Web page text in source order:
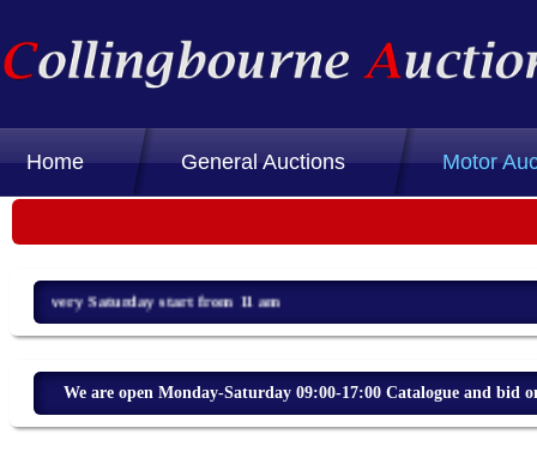
Home General Auctions Motor
every Saturday start from 11 am
We are open Monday-Saturday 09:00-17:00 Catalogue and bid